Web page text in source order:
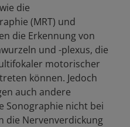
die
(MRT) und
die Erkennung von
und -plexus, die
motorischer
können. Jedoch
auch andere
Sonographie nicht bei
die Nervenverdickung